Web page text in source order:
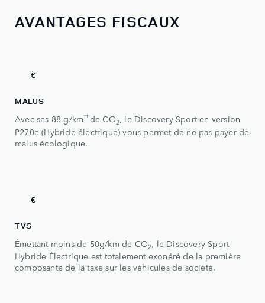
AVANTAGES FISCAUX
€
MALUS
Avec ses 88 g/km†† de CO2 , le Discovery Sport en version
P270e (Hybride électrique) vous permet de ne pas payer de
malus écologique.
€
TVS
Émettant moins de 50g/km de CO2 , le Discovery Sport
Hybride Électrique est totalement exonéré de la première
composante de la taxe sur les véhicules de société.
0
1
0
1
2